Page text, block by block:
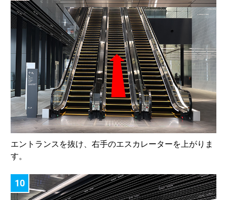
エントランスを抜け、右手のエスカレーターを上がりま
す。
10